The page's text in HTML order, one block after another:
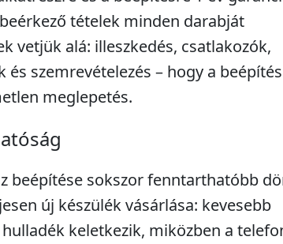
tételek minden darabját
vetjük alá: illeszkedés, csatlakozók,
és szemrevételezés – hogy a
meglepetés.
beépítése sokszor fenntarthatóbb
új készülék vásárlása: kevesebb
keletkezik, miközben a